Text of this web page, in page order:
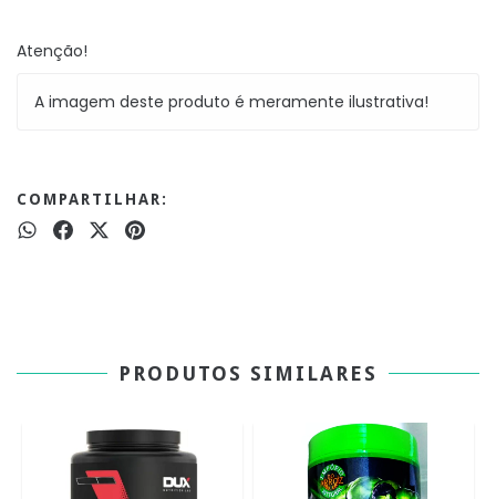
Atenção!
A imagem deste produto é meramente ilustrativa!
COMPARTILHAR:
PRODUTOS SIMILARES